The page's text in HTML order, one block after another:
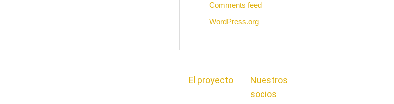
Comments feed
WordPress.org
El proyecto
Nuestros
socios